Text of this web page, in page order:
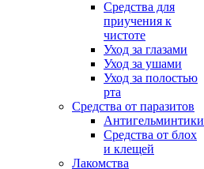
Средства для
приучения к
чистоте
Уход за глазами
Уход за ушами
Уход за полостью
рта
Средства от паразитов
Антигельминтики
Средства от блох
и клещей
Лакомства